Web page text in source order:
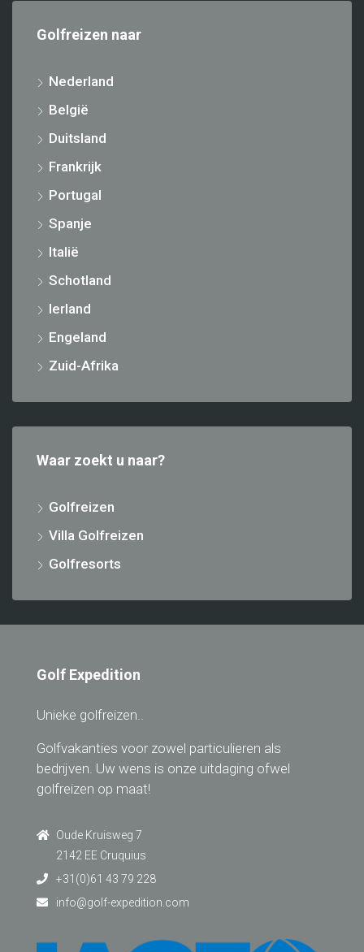
Golfreizen naar
Nederland
België
Duitsland
Frankrijk
Portugal
Spanje
Italië
Schotland
Ierland
Engeland
Zuid-Afrika
Waar zoekt u naar?
Golfreizen
Villa Golfreizen
Golfresorts
Golf Expedition
Unieke golfreizen..
Golfvakanties voor zowel particulieren als
bedrijven. Uw wens is onze uitdaging ofwel
golfreizen op maat!
Oude Kruisweg 7
2142 EE Cruquius
+31(0)61 43 79 228
info@golf-expedition.com